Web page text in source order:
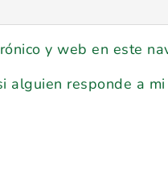
y web en este
alguien responde a mi